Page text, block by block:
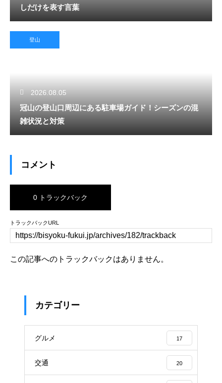
しだけを表す言葉
登山
2026.08.05
冠山の登山口周辺にある駐車場ガイド！シーズンの混
雑状況と対策
コメント
0 トラックバック
トラックバックURL
この記事へのトラックバックはありません。
カテゴリー
グルメ 17
交通 20